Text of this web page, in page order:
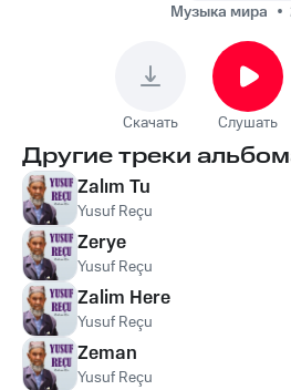
Музыка мира
Скачать Слушать
Другие треки
Zalım Tu
Yusuf Reçu
Zerye
Yusuf Reçu
Zalim Here
Yusuf Reçu
Zeman
Yusuf Reçu